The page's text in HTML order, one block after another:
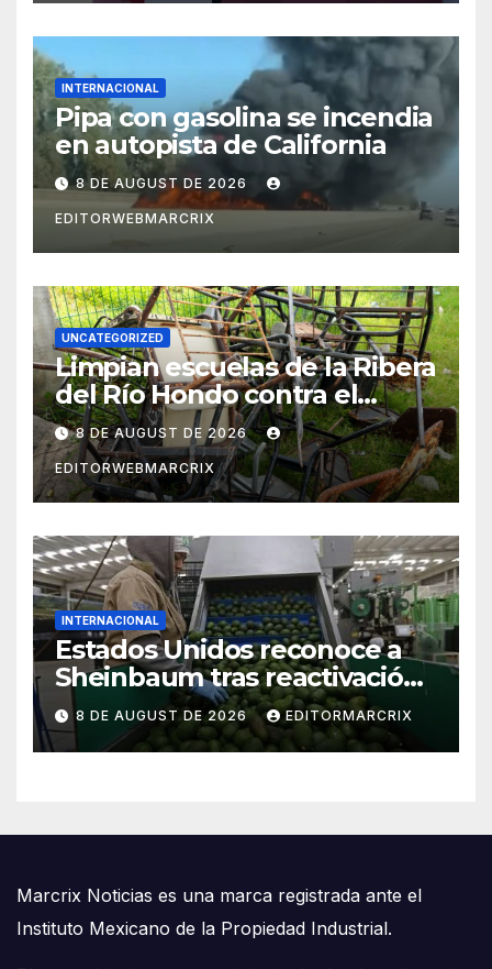
INTERNACIONAL
Pipa con gasolina se incendia
en autopista de California
8 DE AUGUST DE 2026
EDITORWEBMARCRIX
UNCATEGORIZED
Limpian escuelas de la Ribera
del Río Hondo contra el
dengue
8 DE AUGUST DE 2026
EDITORWEBMARCRIX
INTERNACIONAL
Estados Unidos reconoce a
Sheinbaum tras reactivación
de exportaciones de
aguacate desde Michoacán
8 DE AUGUST DE 2026 EDITORMARCRIX
Marcrix Noticias es una marca registrada ante el
Instituto Mexicano de la Propiedad Industrial.